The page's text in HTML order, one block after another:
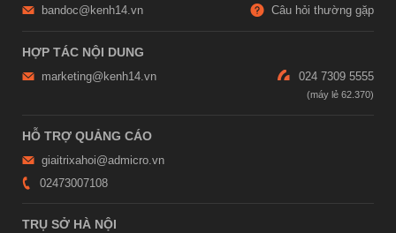
bandoc@kenh14.vn Câu hỏi thường gặp
HỢP TÁC NỘI DUNG
marketing@kenh14.vn 024 7309 5555
HỖ TRỢ QUẢNG CÁO
giaitrixahoi@admicro.vn
02473007108
TRỤ SỞ HÀ NỘI